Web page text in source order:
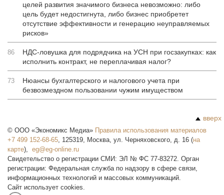
целей развития значимого бизнеса невозможно: либо
цель будет недостигнута, либо бизнес приобретет
отсутствие эффективности и генерацию неуправляемых
рисков»
86
НДС-ловушка для подрядчика на УСН при госзакупках: как
исполнить контракт, не переплачивая налог?
73
Нюансы бухгалтерского и налогового учета при
безвозмездном пользовании чужим имуществом
вверх
© ООО «Экономикс Медиа» Правила использования материалов
+7 499 152-68-65, 125319, Москва, ул. Черняховского, д. 16 (на
карте),
Свидетельство о регистрации СМИ: ЭЛ № ФС 77-83272. Орган
регистрации: Федеральная служба по надзору в сфере связи,
информационных технологий и массовых коммуникаций.
Сайт использует cookies.